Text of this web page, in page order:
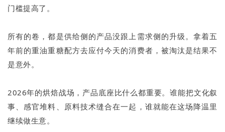
门槛提高了。
所有的卷，都是供给侧的产品没跟上需求侧的升级。拿着五
年前的重油重糖配方去应付今天的消费者，被淘汰是结果不
是意外。
2026年的烘焙战场，产品底座比什么都重要。谁能把文化叙
事、感官堆料、原料技术缝合在一起，谁就能在这场降温里
继续做生意。